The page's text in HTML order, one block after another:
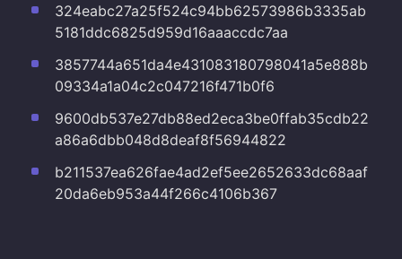
324eabc27a25f524c94bb62573986b3335ab
5181ddc6825d959d16aaaccdc7aa
3857744a651da4e431083180798041a5e888b
09334a1a04c2c047216f471b0f6
9600db537e27db88ed2eca3be0ffab35cdb22
a86a6dbb048d8deaf8f56944822
b211537ea626fae4ad2ef5ee2652633dc68aaf
20da6eb953a44f266c4106b367